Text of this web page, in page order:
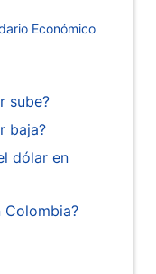
Económico
sube?
baja?
dólar en
Colombia?